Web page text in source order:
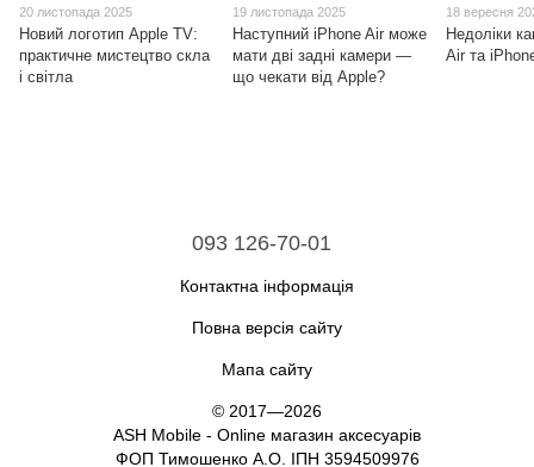
20 листопада 2025
Новий логотип Apple TV:
практичне мистецтво скла
і світла
19 листопада 2025
Наступний iPhone Air може
мати дві задні камери —
що чекати від Apple?
18 вересня
Недоліки
Air та
093 126-70-01
Контактна інформація
Повна версія сайту
Мапа сайту
© 2017—2026
ASH Mobile - Online магазин аксесуарів
ФОП Тимошенко А.О. ІПН 3594509976